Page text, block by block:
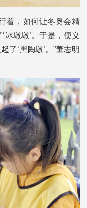
着，如何让冬奥会精
冰墩墩’。于是，便义
了‘黑陶墩’。”董志明